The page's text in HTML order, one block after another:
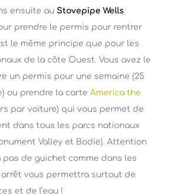
ensuite au Stovepipe Wells
prendre le permis pour rentrer
le même principe que pour les
de la côte Ouest. Vous avez le
un permis pour une semaine (25
ou prendre la carte America the
par voiture) qui vous permet de
dans tous les parcs nationaux
Valley et Bodie). Attention
pas de guichet comme dans les
arrêt vous permettra surtout de
et de l’eau !